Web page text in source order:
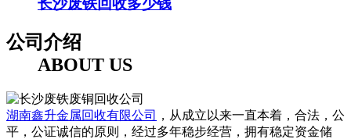
公司介绍
ABOUT US
湖南鑫升金属回收有限公司
，从成立以来一直本着，合法，公
平，公证诚信的原则，经过多年稳步经营，拥有稳定资金储